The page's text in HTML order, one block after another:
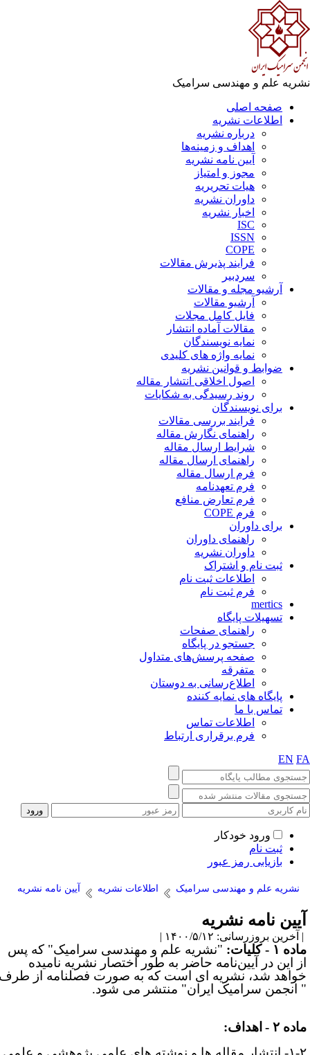
علم و مهندسی سرامیک
صفحه اصلی
اطلاعات نشریه
درباره نشریه
اهداف و زمینه‌ها
آیین نامه نشریه
مجوز و امتیاز
هیات تحریریه
داوران نشریه
اخبار نشریه
ISC
ISSN
COPE
فرایند پذیرش مقالات
سردبیر
آرشیو مجله و مقالات
آرشیو مقالات
فایل کامل مجلات
مقالات آماده انتشار
نمایه نویسندگان
نمایه واژه های کلیدی
ضوابط و قوانین نشریه
اصول اخلاقی انتشار مقاله
روند رسیدگی به شکایات
برای نویسندگان
فرایند بررسی مقالات
راهنمای نگارش مقاله
شرایط ارسال مقاله
راهنمای ارسال مقاله
فرم ارسال مقاله
فرم تعهدنامه
فرم تعارض منافع
فرم COPE
برای داوران
راهنمای داوران
داوران نشریه
ثبت نام و اشتراک
اطلاعات ثبت نام
فرم ثبت نام
mertics
تسهیلات پایگاه
راهنمای صفحات
جستجو در پایگاه
صفحه پرسش‌های متداول
متفرقه
اطلاع‌رسانی به دوستان
پایگاه های نمایه کننده
تماس با ما
اطلاعات تماس
فرم برقراری ارتباط
EN
ورود خودکار
ثبت نام
بازیابی رمز عبور
نشریه علم و مهندسی سرامیک اطلاعات نشریه آیین نامه نشریه
نامه نشریه
بروزرسانی: ۱۴۰۰/۵/۱۲ |
۱ - کلیات: " نشریه علم و مهندسی سرامیک" که پس
این در آییننامه حاضر به طور اختصار نشریه نامیده
شد، نشریه­ ای است که به صورت فصلنامه از طرف
انجمن سرامیک ایران" منتشر می­ شود.
۲ - اهداف: